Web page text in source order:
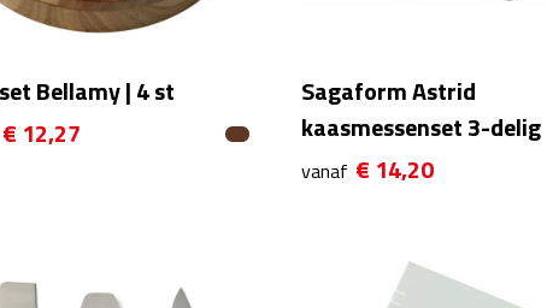
Bellamy | 4 st
€ 12,27
Sagaform Astrid
kaasmessenset 3-delig
vanaf € 14,20